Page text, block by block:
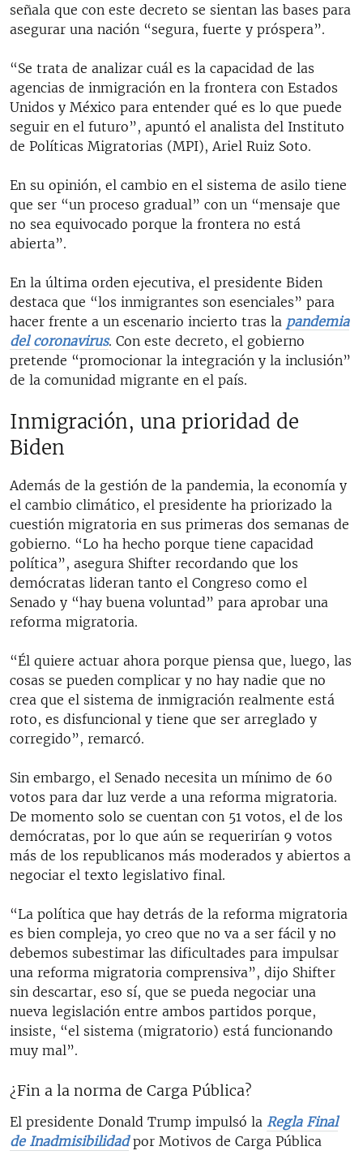
señala que con este decreto se sientan las bases para
asegurar una nación “segura, fuerte y próspera”.
“Se trata de analizar cuál es la capacidad de las
agencias de inmigración en la frontera con Estados
Unidos y México para entender qué es lo que puede
seguir en el futuro”, apuntó el analista del Instituto
de Políticas Migratorias (MPI), Ariel Ruiz Soto.
En su opinión, el cambio en el sistema de asilo tiene
que ser “un proceso gradual” con un “mensaje que
no sea equivocado porque la frontera no está
abierta”.
En la última orden ejecutiva, el presidente Biden
destaca que “los inmigrantes son esenciales” para
hacer frente a un escenario incierto tras la pandemia
del coronavirus. Con este decreto, el gobierno
pretende “promocionar la integración y la inclusión”
de la comunidad migrante en el país.
Inmigración, una prioridad de
Biden
Además de la gestión de la pandemia, la economía y
el cambio climático, el presidente ha priorizado la
cuestión migratoria en sus primeras dos semanas de
gobierno. “Lo ha hecho porque tiene capacidad
política”, asegura Shifter recordando que los
demócratas lideran tanto el Congreso como el
Senado y “hay buena voluntad” para aprobar una
reforma migratoria.
“Él quiere actuar ahora porque piensa que, luego, las
cosas se pueden complicar y no hay nadie que no
crea que el sistema de inmigración realmente está
roto, es disfuncional y tiene que ser arreglado y
corregido”, remarcó.
Sin embargo, el Senado necesita un mínimo de 60
votos para dar luz verde a una reforma migratoria.
De momento solo se cuentan con 51 votos, el de los
demócratas, por lo que aún se requerirían 9 votos
más de los republicanos más moderados y abiertos a
negociar el texto legislativo final.
“La política que hay detrás de la reforma migratoria
es bien compleja, yo creo que no va a ser fácil y no
debemos subestimar las dificultades para impulsar
una reforma migratoria comprensiva”, dijo Shifter
sin descartar, eso sí, que se pueda negociar una
nueva legislación entre ambos partidos porque,
insiste, “el sistema (migratorio) está funcionando
muy mal”.
¿Fin a la norma de Carga Pública?
El presidente Donald Trump impulsó la Regla Final
de Inadmisibilidadpor Motivos de Carga Pública